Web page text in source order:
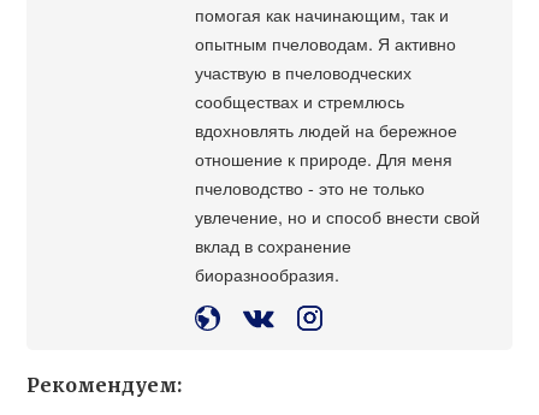
помогая как начинающим, так и
опытным пчеловодам. Я активно
участвую в пчеловодческих
сообществах и стремлюсь
вдохновлять людей на бережное
отношение к природе. Для меня
пчеловодство - это не только
увлечение, но и способ внести свой
вклад в сохранение
биоразнообразия.
Рекомендуем: